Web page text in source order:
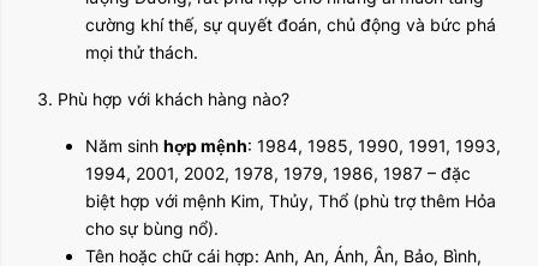
cường khí thế, sự quyết đoán, chủ động và bức phá
mọi thử thách.
3. Phù hợp với khách hàng nào?
Năm sinh hợp mệnh: 1984, 1985, 1990, 1991, 1993,
1994, 2001, 2002, 1978, 1979, 1986, 1987 – đặc
biệt hợp với mệnh Kim, Thủy, Thổ (phù trợ thêm Hỏa
cho sự bùng nổ).
Tên hoặc chữ cái hợp: Anh, An, Ánh, Ân, Bảo, Bình,